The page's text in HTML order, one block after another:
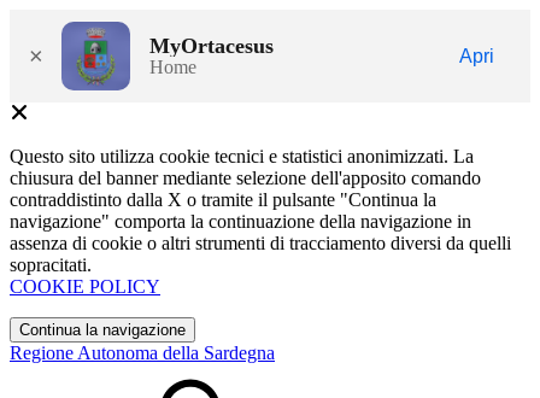
× MyOrtacesus
Home
Apri
Questo sito utilizza cookie tecnici e statistici anonimizzati. La
chiusura del banner mediante selezione dell'apposito comando
contraddistinto dalla X o tramite il pulsante "Continua la
navigazione" comporta la continuazione della navigazione in
assenza di cookie o altri strumenti di tracciamento diversi da quelli
sopracitati.
COOKIE POLICY
Continua la navigazione
Regione Autonoma della Sardegna